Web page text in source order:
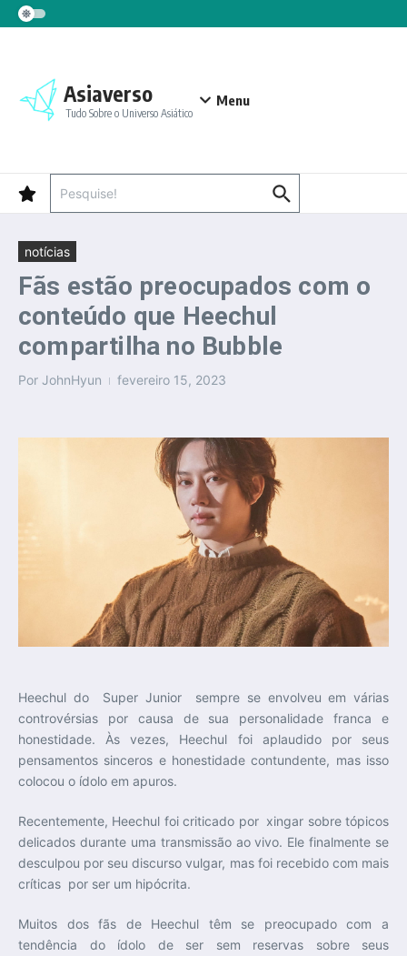
Ir para o conteúdo
Asiaverso
Tudo Sobre o Universo Asiático
Menu
notícias
Fãs estão preocupados com o
conteúdo que Heechul
compartilha no Bubble
Por JohnHyun fevereiro 15, 2023
Heechul do Super Junior sempre se envolveu em várias
controvérsias por causa de sua personalidade franca e
honestidade. Às vezes, Heechul foi aplaudido por seus
pensamentos sinceros e honestidade contundente, mas isso
colocou o ídolo em apuros.
Recentemente, Heechul foi criticado por xingar sobre tópicos
delicados durante uma transmissão ao vivo. Ele finalmente se
desculpou por seu discurso vulgar, mas foi recebido com mais
críticas por ser um hipócrita.
Muitos dos fãs de Heechul têm se preocupado com a
tendência do ídolo de ser sem reservas sobre seus